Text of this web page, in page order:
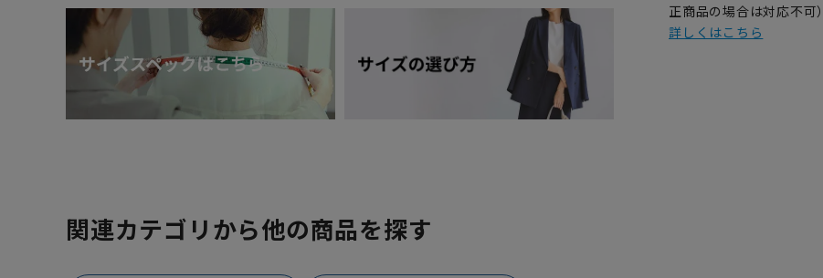
正商品の場合は対応不可）
詳しくはこちら
関連カテゴリから他の商品を探す